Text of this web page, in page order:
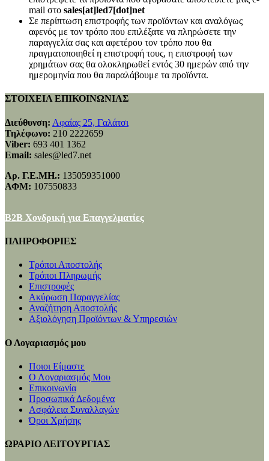
mail στο sales[at]led7[dot]net
Σε περίπτωση επιστροφής των προϊόντων και αναλόγως
αφενός με τον τρόπο που επιλέξατε να πληρώσετε την
παραγγελία σας και αφετέρου τον τρόπο που θα
πραγματοποιηθεί η επιστροφή τους, η επιστροφή των
χρημάτων σας θα ολοκληρωθεί εντός 30 ημερών από την
ημερομηνία που θα παραλάβουμε τα προϊόντα.
ΣΤΟΙΧΕΙΑ ΕΠΙΚΟΙΝΩΝΙΑΣ
Διεύθυνση: Αφαίας 25, Γαλάτσι
Τηλέφωνο: 210 2222659
Viber: 693 401 1362
Email: sales@led7.net
Αρ. Γ.Ε.ΜΗ.: 135059351000
ΑΦΜ: 107550833
B2B Χονδρική για Επαγγελματίες
ΠΛΗΡΟΦΟΡΙΕΣ
Τρόποι Αποστολής
Τρόποι Πληρωμής
Επιστροφές
Ακύρωση Παραγγελίας
Αναζήτηση Αποστολής
Αξιολόγηση Προϊόντων & Υπηρεσιών
Ο Λογαριασμός μου
Ποιοι Είμαστε
Ο Λογαριασμός Μου
Επικοινωνία
Προσωπικά Δεδομένα
Ασφάλεια Συναλλαγών
Όροι Χρήσης
ΩΡΑΡΙΟ ΛΕΙΤΟΥΡΓΙΑΣ